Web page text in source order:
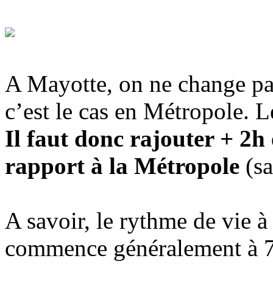
A Mayotte, on ne change
c’est le cas en Métropole.
Il faut donc rajouter + 2h
rapport à la Métropole
A savoir, le rythme de vie
commence généralement à